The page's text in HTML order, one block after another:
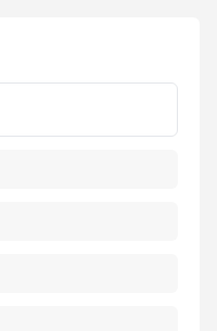
ilişkinAydınlatma
verilerimin belirtilen
ediyorum.